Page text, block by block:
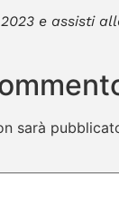
e assisti
sarà